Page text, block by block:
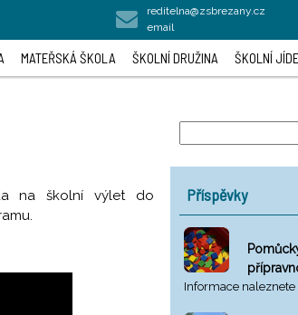
reditelna@zsbrezany.cz
email
MATEŘSKÁ ŠKOLA ŠKOLNÍ DRUŽINA ŠKOLNÍ
na školní výlet do
Příspěvky
Informace naleznete